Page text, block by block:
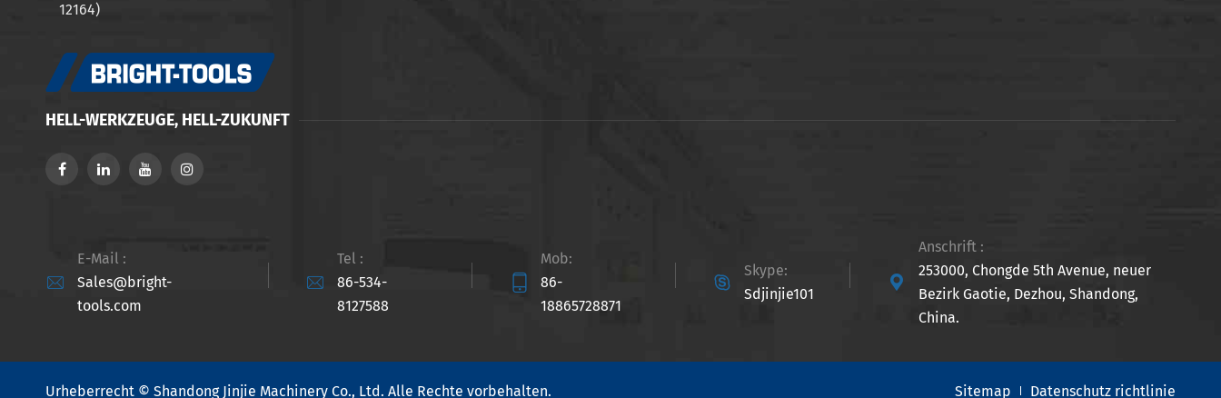
12164)
HELL-WERKZEUGE, HELL-ZUKUNFT

E-Mail :
Sales@bright-
tools.com

Tel :
86-534-
8127588

Mob:
86-
18865728871

Skype:
Sdjinjie101

Anschrift :
253000, Chongde 5th Avenue, neuer
Bezirk Gaotie, Dezhou, Shandong,
China.
Urheberrecht © Shandong Jinjie Machinery Co., Ltd. Alle Rechte vorbehalten. Sitemap Datenschutz richtlinie